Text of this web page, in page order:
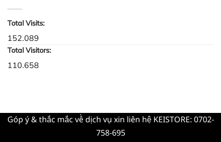
Total Visits:
152.089
Total Visitors:
110.658
Góp ý & thắc mắc về dịch vụ xin liên hệ KEISTORE: 0702-
758-695